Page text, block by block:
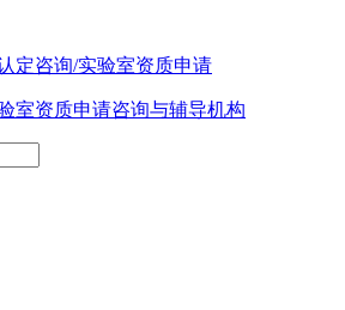
定咨询/实验室资质申请
室资质申请咨询与辅导机构